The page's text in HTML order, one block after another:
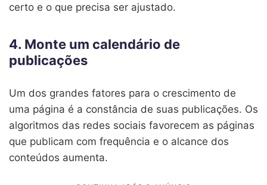
certo e o que precisa ser ajustado.
4. Monte um calendário de
publicações
Um dos grandes fatores para o crescimento de
uma página é a constância de suas publicações. Os
algoritmos das redes sociais favorecem as páginas
que publicam com frequência e o alcance dos
conteúdos aumenta.